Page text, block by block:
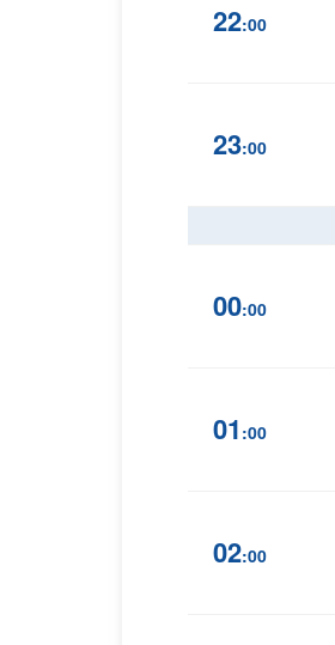
22:00
23:00
00:00
01 :00
02:00